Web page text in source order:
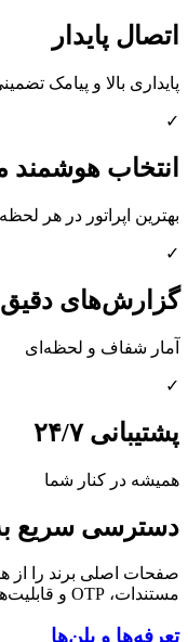
اتصال پایدار
پایداری بالا و پیامک
✓
انتخاب هوشمند
بهترین اپراتور در هر لحظه
✓
گزارش‌های دقیق
آمار شفاف و لحظه‌ای
✓
پشتیبانی ۲۴/۷
همیشه در کنار شما
دسترسی سریع
صفحات اصلی برند را از
مستندات، OTP و قابلیت‌های مهم.
تعرفه‌ها و پلن‌ها